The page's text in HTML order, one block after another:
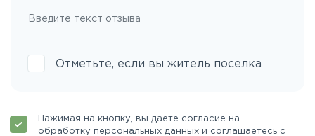
Отметьте, если вы житель поселка
Нажимая на кнопку, вы даете согласие на
обработку персональных данных и соглашаетесь с